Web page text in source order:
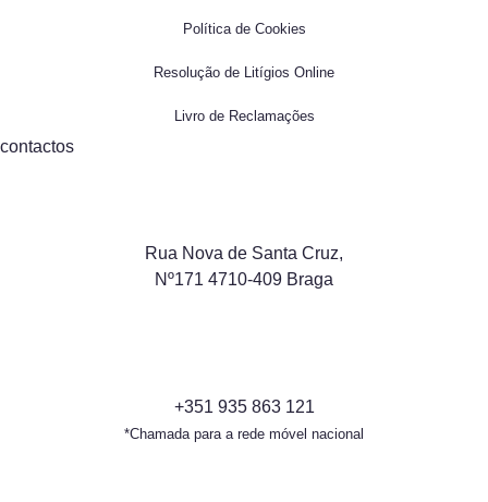
Política de Cookies
Resolução de Litígios Online
Livro de Reclamações
contactos
Rua Nova de Santa Cruz,
Nº171 4710-409 Braga
+351 935 863 121
*Chamada para a rede móvel nacional